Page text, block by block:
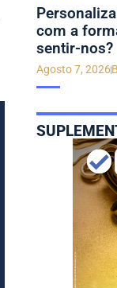
com a
sentir-nos?
Agosto 7, 2026